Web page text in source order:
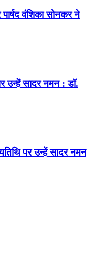
वंशिका सोनकर ने
उन्हें सादर नमन : डॉ.
पर उन्हें सादर नमन